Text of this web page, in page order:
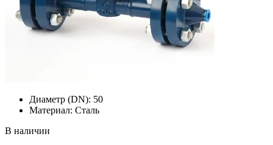
Диаметр (DN): 50
Материал: Сталь
В наличии